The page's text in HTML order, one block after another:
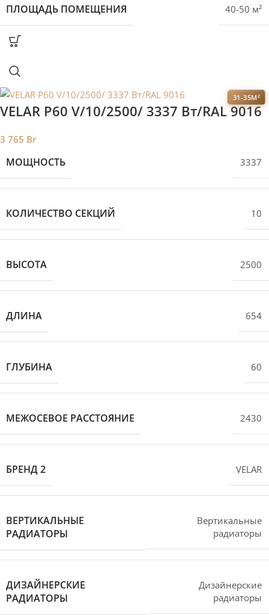
ПЛОЩАДЬ ПОМЕЩЕНИЯ 40-50 м²
31-35М²
VELAR P60 V/10/2500/ 3337 Bт/RAL 9016
3 765 Br
МОЩНОСТЬ 3337
КОЛИЧЕСТВО СЕКЦИЙ 10
ВЫСОТА 2500
ДЛИНА 654
ГЛУБИНА 60
МЕЖОСЕВОЕ РАССТОЯНИЕ 2430
БРЕНД 2 VELAR
ВЕРТИКАЛЬНЫЕ
РАДИАТОРЫ
Вертикальные
радиаторы
ДИЗАЙНЕРСКИЕ
РАДИАТОРЫ
Дизайнерские
радиаторы